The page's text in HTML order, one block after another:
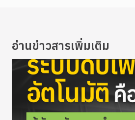
อ่านข่าวสารเพิ่มเติม